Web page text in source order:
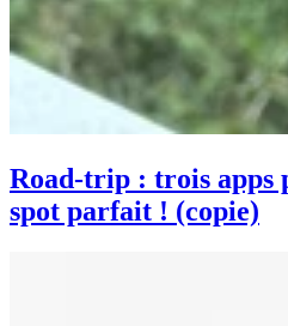
Road-trip : trois apps
spot parfait ! (copie)